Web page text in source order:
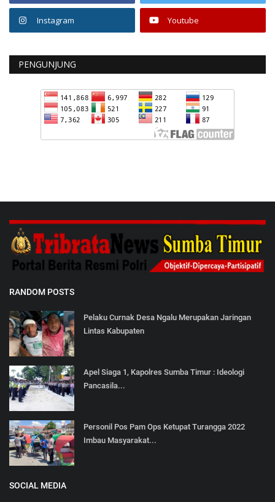
Instagram Youtube
PENGUNJUNG
RANDOM POSTS
Pelaku Curnak Desa Ngalu Merupakan Jaringan
Lintas Kabupaten
Apel Siaga 1, Kapolres Sumba Timur : Ideologi
Pancasila...
Personil Pos Pam Ops Ketupat Turangga 2022
Imbau Masyarakat...
SOCIAL MEDIA